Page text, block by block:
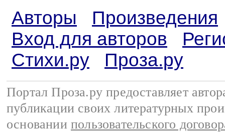
Авторы
Произведения
Вход для авторов
Стихи.ру
Проза.ру
Портал Проза.ру предоставляет
публикации своих литературных
основании пользовательского